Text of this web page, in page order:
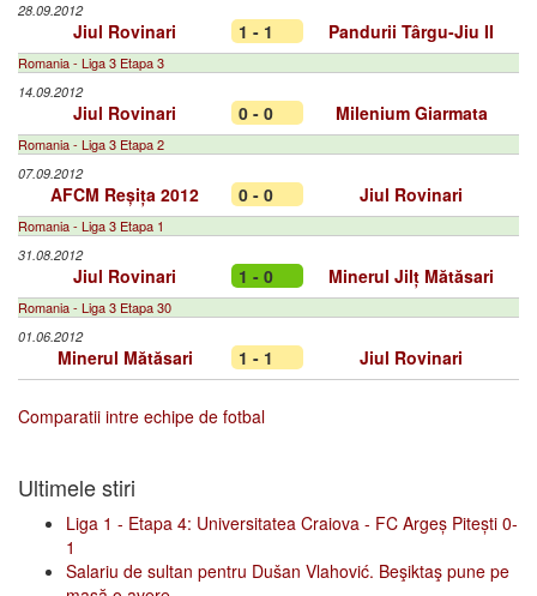
28.09.2012
Jiul Rovinari 1 - 1 Pandurii Târgu-Jiu II
Romania - Liga 3 Etapa 3
14.09.2012
Jiul Rovinari 0 - 0 Milenium Giarmata
Romania - Liga 3 Etapa 2
07.09.2012
AFCM Reșița 2012 0 - 0 Jiul Rovinari
Romania - Liga 3 Etapa 1
31.08.2012
Jiul Rovinari 1 - 0 Minerul Jilț Mătăsari
Romania - Liga 3 Etapa 30
01.06.2012
Minerul Mătăsari 1 - 1 Jiul Rovinari
Comparatii intre echipe de fotbal
Ultimele stiri
Liga 1 - Etapa 4: Universitatea Craiova - FC Argeș Pitești 0-
1
Salariu de sultan pentru Dušan Vlahović. Beşiktaş pune pe